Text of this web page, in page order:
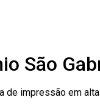
São
de impressão em